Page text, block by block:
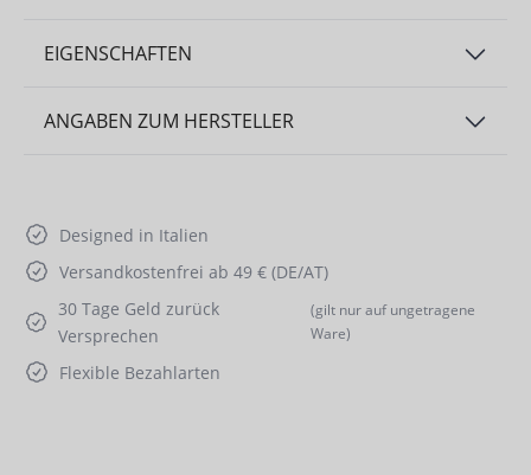
EIGENSCHAFTEN
ANGABEN ZUM HERSTELLER
Designed in Italien
Versandkostenfrei ab 49 € (DE/AT)
30 Tage Geld zurück
Versprechen
(gilt nur auf ungetragene
Ware)
Flexible Bezahlarten